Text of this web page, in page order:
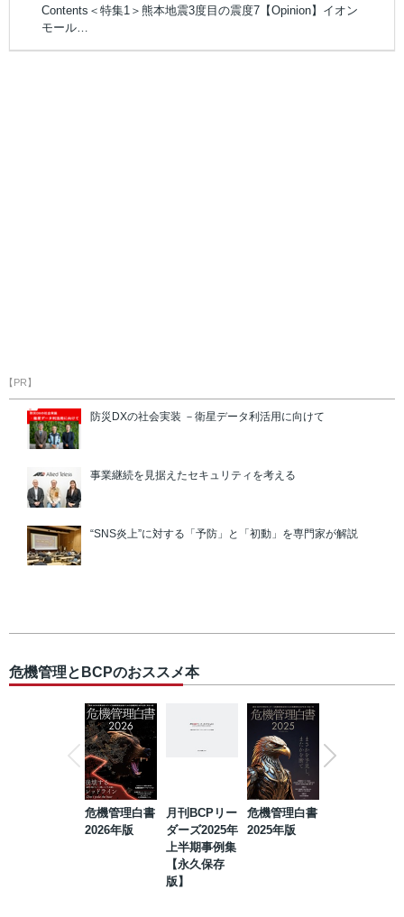
Contents＜特集1＞熊本地震3度目の震度7【Opinion】イオン
モール…
【PR】
防災DXの社会実装 －衛星データ利活用に向けて
事業継続を見据えたセキュリティを考える
“SNS炎上”に対する「予防」と「初動」を専門家が解説
危機管理とBCPのおススメ本
危機管理白書
2026年版
月刊BCPリー
ダーズ2025年
上半期事例集
【永久保存
版】
危機管理白書
2025年版